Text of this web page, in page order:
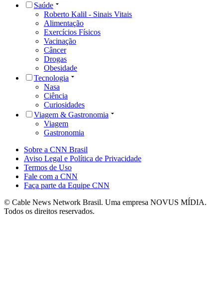
Saúde
Roberto Kalil - Sinais Vitais
Alimentação
Exercícios Físicos
Vacinação
Câncer
Drogas
Obesidade
Tecnologia
Nasa
Ciência
Curiosidades
Viagem & Gastronomia
Viagem
Gastronomia
Sobre a CNN Brasil
Aviso Legal e Política de Privacidade
Termos de Uso
Fale com a CNN
Faça parte da Equipe CNN
© Cable News Network Brasil. Uma empresa NOVUS MÍDIA.
Todos os direitos reservados.